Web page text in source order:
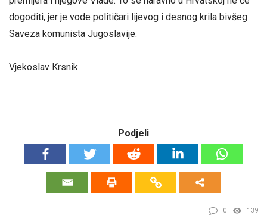
dogoditi, jer je vode političari lijevog i desnog krila bivšeg
Saveza komunista Jugoslavije.
Vjekoslav Krsnik
Podjeli
0 139